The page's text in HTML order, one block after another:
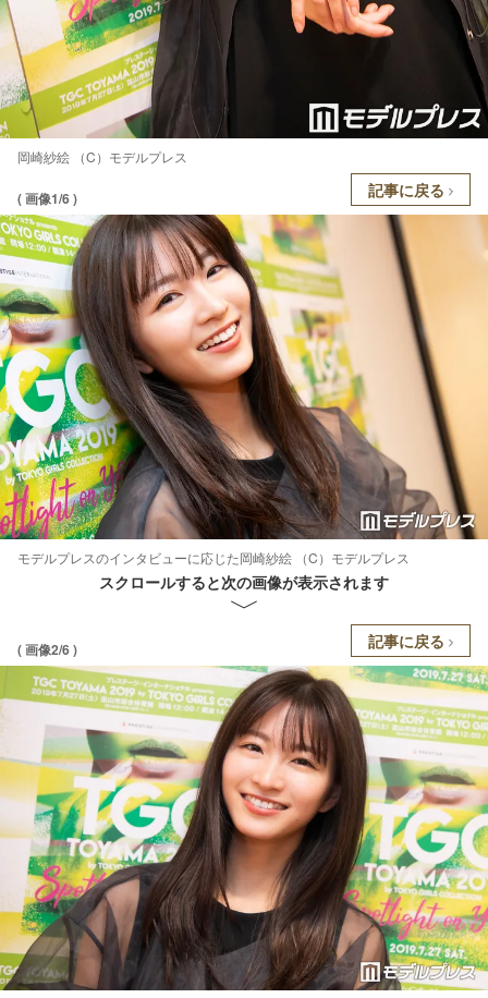
岡崎紗絵 （C）モデルプレス
( 画像1/6 ) 記事に戻る
モデルプレスのインタビューに応じた岡崎紗絵 （C）モデルプレス
スクロールすると次の画像が表示されます
( 画像2/6 ) 記事に戻る